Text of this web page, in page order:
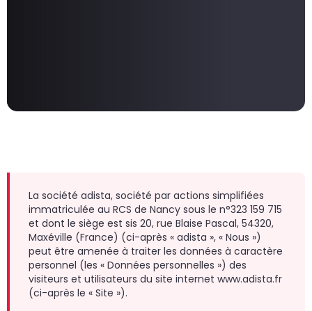
La société adista, société par actions simplifiées
immatriculée au RCS de Nancy sous le n°323 159 715
et dont le siège est sis 20, rue Blaise Pascal, 54320,
Maxéville (France) (ci-après « adista », « Nous »)
peut être amenée à traiter les données à caractère
personnel (les « Données personnelles ») des
visiteurs et utilisateurs du site internet www.adista.fr
(ci-après le « Site »).